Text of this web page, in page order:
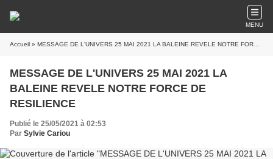
MENU
Accueil » MESSAGE DE L'UNIVERS 25 MAI 2021 LA BALEINE REVELE NOTRE FORCE DE RESILIENCE
MESSAGE DE L'UNIVERS 25 MAI 2021 LA
BALEINE REVELE NOTRE FORCE DE
RESILIENCE
Publié le 25/05/2021 à 02:53
Par Sylvie Cariou